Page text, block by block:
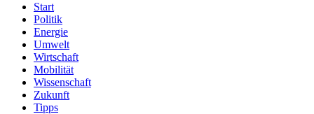
Start
Politik
Energie
Umwelt
Wirtschaft
Mobilität
Wissenschaft
Zukunft
Tipps